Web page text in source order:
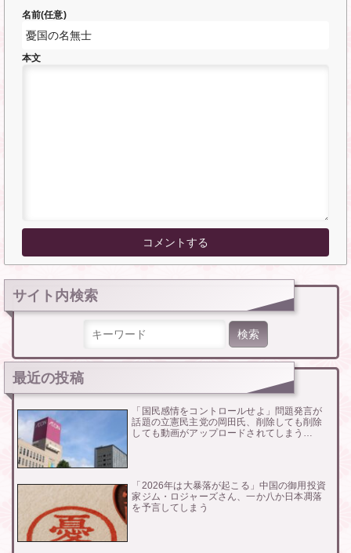
名前(任意)
本文
サイト内検索
最近の投稿
「国民感情をコントロールせよ」問題発言が
話題の立憲民主党の岡田氏、削除しても削除
しても動画がアップロードされてしまう…
「2026年は大暴落が起こる」中国の御用投資
家ジム・ロジャーズさん、一か八か日本凋落
を予言してしまう